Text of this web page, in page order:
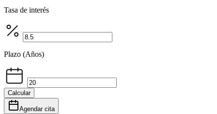
Tasa de interés
Plazo (Años)
Calcular
Agendar cita